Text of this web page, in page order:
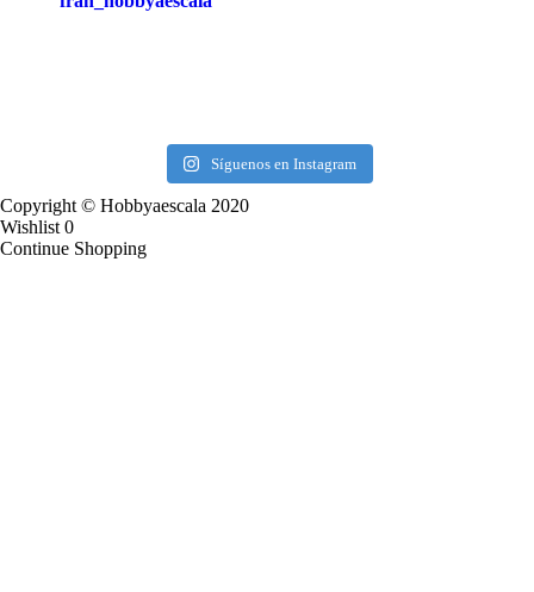
Síguenos en Instagram
Copyright © Hobbyaescala 2020
Wishlist 0
Continue Shopping